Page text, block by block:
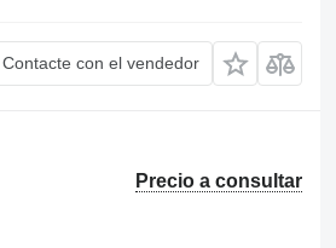
Contacte con el vendedor
Precio a consultar